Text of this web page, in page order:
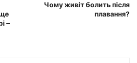
–
Чому живіт болить після
плавання?